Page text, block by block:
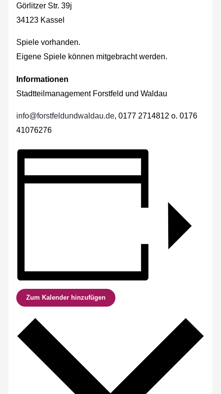
Görlitzer Str. 39j
34123 Kassel
Spiele vorhanden.
Eigene Spiele können mitgebracht werden.
Informationen
Stadtteilmanagement Forstfeld und Waldau
info@forstfeldundwaldau.de, 0177 2714812 o. 0176
41076276
Zum Kalender hinzufügen